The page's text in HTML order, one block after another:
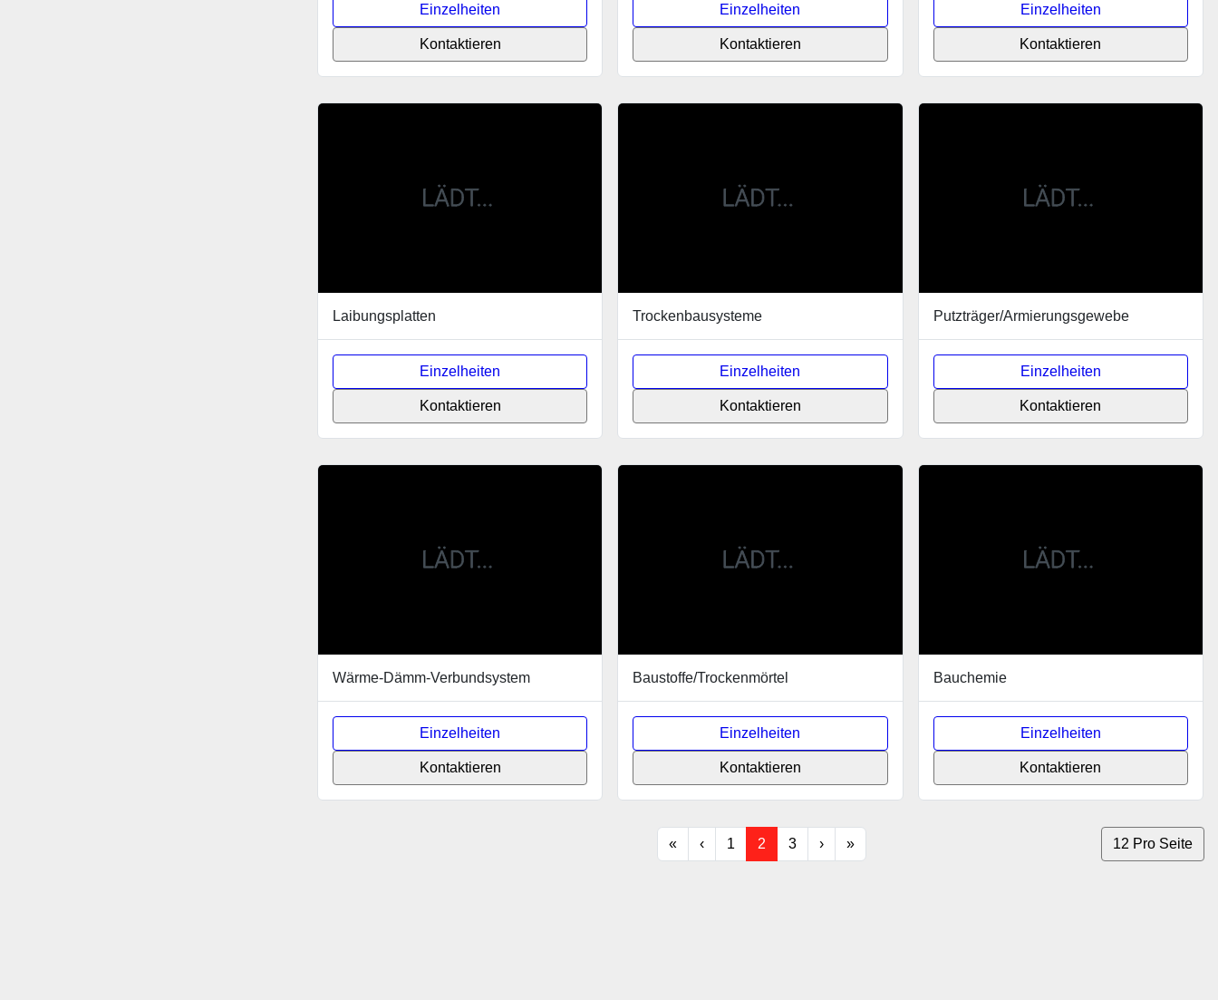
Einzelheiten
Kontaktieren
Einzelheiten
Kontaktieren
Einzelheiten
Kontaktieren
Laibungsplatten
Einzelheiten
Kontaktieren
Trockenbausysteme
Einzelheiten
Kontaktieren
Putzträger/Armierungsgewebe
Einzelheiten
Kontaktieren
Wärme-Dämm-Verbundsystem
Einzelheiten
Kontaktieren
Baustoffe/Trockenmörtel
Einzelheiten
Kontaktieren
Bauchemie
Einzelheiten
Kontaktieren
« ‹ 1 2 3 › » 12 Pro Seite